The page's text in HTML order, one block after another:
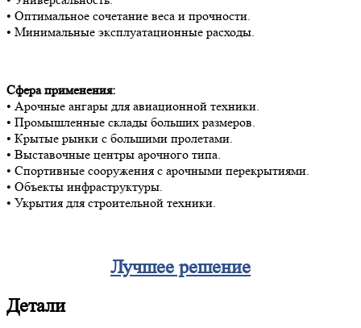
• Оптимальное сочетание веса и прочности.
• Минимальные эксплуатационные расходы.
Сфера применения:
• Арочные ангары для авиационной техники.
• Промышленные склады больших размеров.
• Крытые рынки с большими пролетами.
• Выставочные центры арочного типа.
• Спортивные сооружения с арочными перекрытиями.
• Объекты инфраструктуры.
• Укрытия для строительной техники.
Лучшее решение
Детали